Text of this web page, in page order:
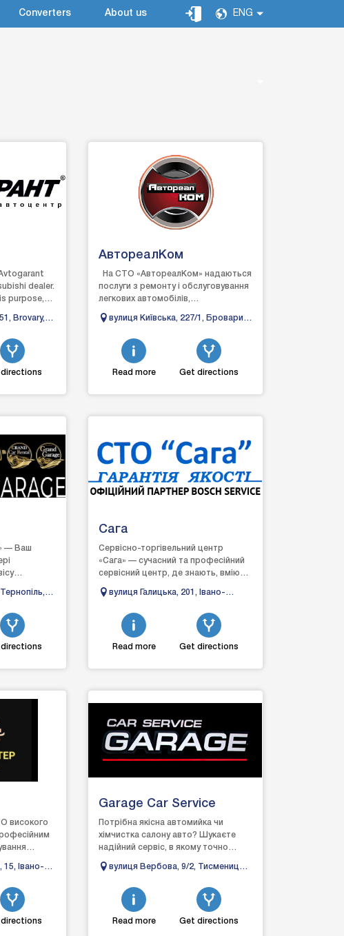
Converters About us ENG
dealer.
purpose,
Brovary,
АвтореалКом
На СТО «АвтореалКом» надаються
послуги з ремонту і обслуговування
легкових автомобілів,
японських і європейсь...
вулиця Київська, 227/1, Бровари,
Read more Get directions
— Ваш
Сага
Сервісно-торгівельний центр
«Сага» — сучасний та професійний
сервісний центр, де знають, вміють
та усунути р...
вулиця Галицька, 201, Івано-
область
Read more Get directions
високого
свої...
15, Івано-
Garage Car Service
Потрібна якісна автомийка чи
хімчистка салону авто? Шукаєте
надійний сервіс, в якому точно
його відремонтують? «Gara...
вулиця Вербова, 9/2, Тисмениця,
Read more Get directions